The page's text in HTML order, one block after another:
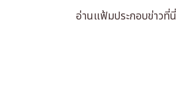
อ่านแฟ้มประกอบข่าวที่